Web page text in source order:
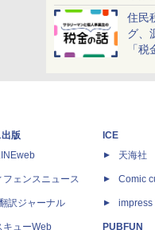
しよ
住民
グ、
「
版
フェンスニュース
訳ジャーナル
キューWeb
ICE
天海社
Comic
impress
PUBFUN